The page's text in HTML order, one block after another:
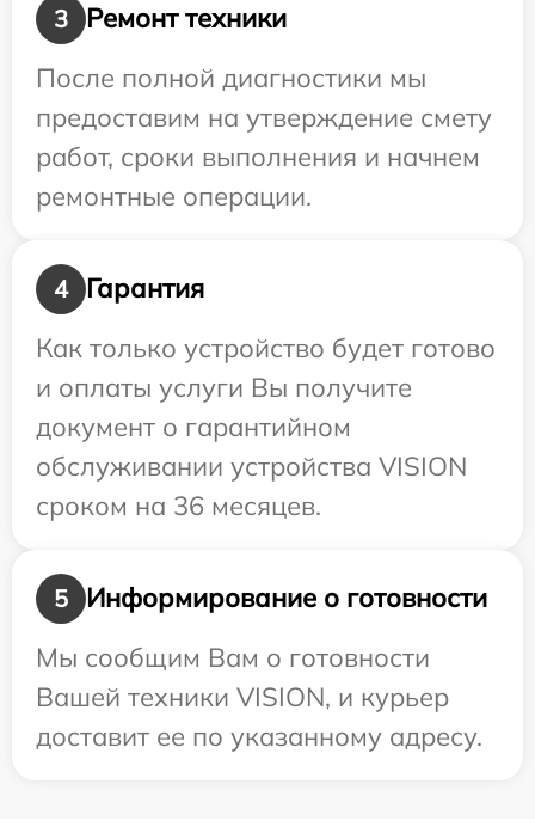
3
Ремонт техники
После полной диагностики мы
предоставим на утверждение смету
работ, сроки выполнения и начнем
ремонтные операции.
4
Гарантия
Как только устройство будет готово
и оплаты услуги Вы получите
документ о гарантийном
обслуживании устройства VISION
сроком на 36 месяцев.
5
Информирование о готовности
Мы сообщим Вам о готовности
Вашей техники VISION, и курьер
доставит ее по указанному адресу.